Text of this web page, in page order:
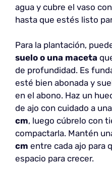
agua y cubre el vaso
hasta que estés listo
Para la plantación,
suelo o una maceta
de profundidad. Es
esté bien abonada y
en el abono. Haz un
de ajo con cuidado a una
cm, luego cúbrelo con
compactarla. Mantén
cm entre cada ajo para
espacio para crecer.